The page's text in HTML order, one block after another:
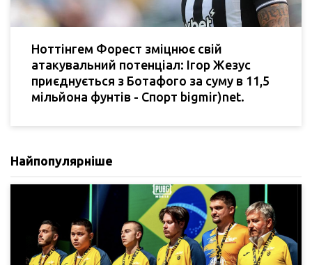
Ноттінгем Форест зміцнює свій
атакувальний потенціал: Ігор Жезус
приєднується з Ботафого за суму в 11,5
мільйона фунтів - Спорт bigmir)net.
Найпопулярніше